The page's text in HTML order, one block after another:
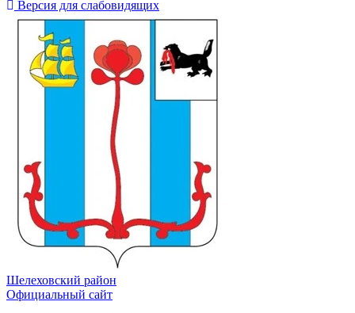
Версия для слабовидящих
Шелеховский район
Официальный сайт